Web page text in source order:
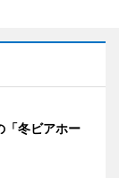
「冬ビアホー